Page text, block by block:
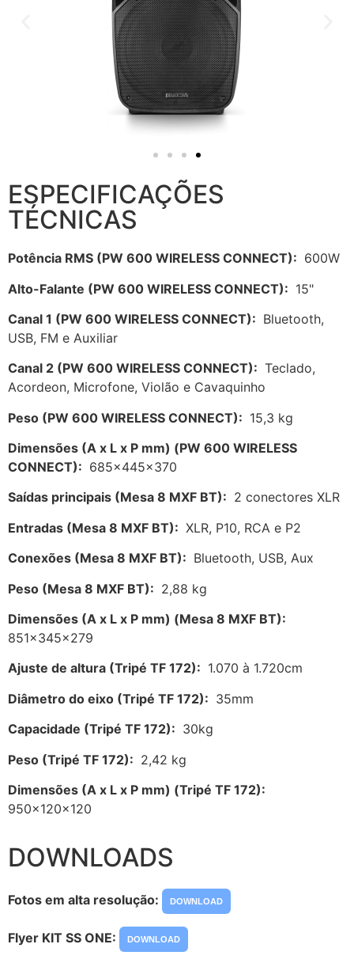
ESPECIFICAÇÕES
TÉCNICAS
Potência RMS (PW 600 WIRELESS CONNECT): 600W
Alto-Falante (PW 600 WIRELESS CONNECT): 15"
Canal 1 (PW 600 WIRELESS CONNECT): Bluetooth,
USB, FM e Auxiliar
Canal 2 (PW 600 WIRELESS CONNECT): Teclado,
Acordeon, Microfone, Violão e Cavaquinho
Peso (PW 600 WIRELESS CONNECT): 15,3 kg
Dimensões (A x L x P mm) (PW 600 WIRELESS
CONNECT): 685x445x370
Saídas principais (Mesa 8 MXF BT): 2 conectores XLR
Entradas (Mesa 8 MXF BT): XLR, P10, RCA e P2
Conexões (Mesa 8 MXF BT): Bluetooth, USB, Aux
Peso (Mesa 8 MXF BT): 2,88 kg
Dimensões (A x L x P mm) (Mesa 8 MXF BT):
851x345x279
Ajuste de altura (Tripé TF 172): 1.070 à 1.720cm
Diâmetro do eixo (Tripé TF 172): 35mm
Capacidade (Tripé TF 172): 30kg
Peso (Tripé TF 172): 2,42 kg
Dimensões (A x L x P mm) (Tripé TF 172):
950x120x120
DOWNLOADS
Fotos em alta resolução: DOWNLOAD
Flyer KIT SS ONE: DOWNLOAD